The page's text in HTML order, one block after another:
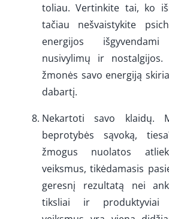
toliau. Vertinkite tai, ko
tačiau nešvaistykite
energijos
nusivylimų ir nostalgijos.
žmonės savo energiją
dabartį.
Nekartoti savo klaidų.
beprotybės sąvoką,
žmogus nuolatos
veiksmus, tikėdamasis
geresnį rezultatą nei
tiksliai ir produktyviai